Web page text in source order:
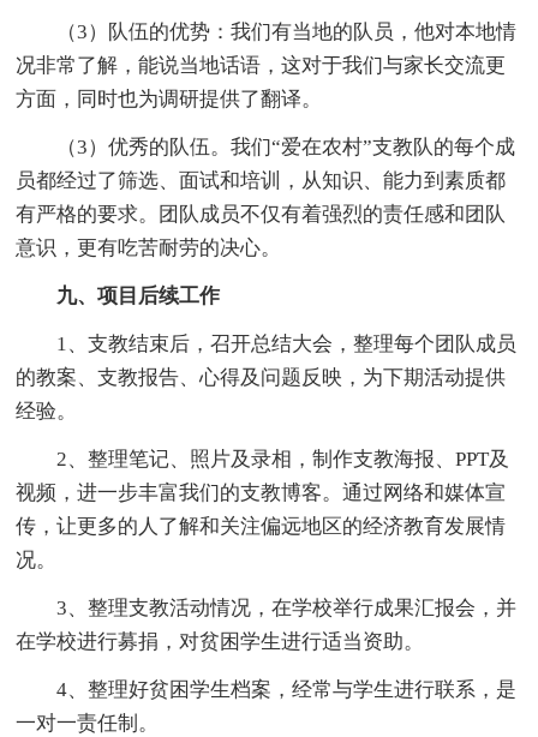
（3）队伍的优势：我们有当地的队员，他对本地情
况非常了解，能说当地话语，这对于我们与家长交流更
方面，同时也为调研提供了翻译。
（3）优秀的队伍。我们“爱在农村”支教队的每个成
员都经过了筛选、面试和培训，从知识、能力到素质都
有严格的要求。团队成员不仅有着强烈的责任感和团队
意识，更有吃苦耐劳的决心。
九、项目后续工作
1、支教结束后，召开总结大会，整理每个团队成员
的教案、支教报告、心得及问题反映，为下期活动提供
经验。
2、整理笔记、照片及录相，制作支教海报、PPT及
视频，进一步丰富我们的支教博客。通过网络和媒体宣
传，让更多的人了解和关注偏远地区的经济教育发展情
况。
3、整理支教活动情况，在学校举行成果汇报会，并
在学校进行募捐，对贫困学生进行适当资助。
4、整理好贫困学生档案，经常与学生进行联系，是
一对一责任制。